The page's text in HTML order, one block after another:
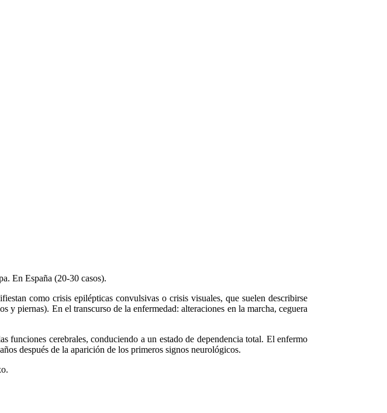
En España (20-30 casos).
como crisis epilépticas convulsivas o crisis visuales, que suelen describirse
y piernas). En el transcurso de la enfermedad: alteraciones en la marcha, ceguera
cerebrales, conduciendo a un estado de dependencia total. El enfermo
después de la aparición de los primeros signos neurológicos.